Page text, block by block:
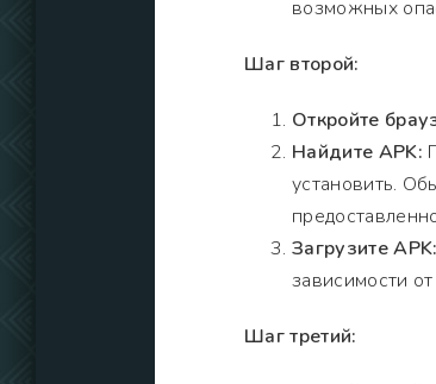
возможных
Шаг второй:
Откройте
Найдите APK:
установить.
Загрузите APK:
зависимости
Шаг третий: